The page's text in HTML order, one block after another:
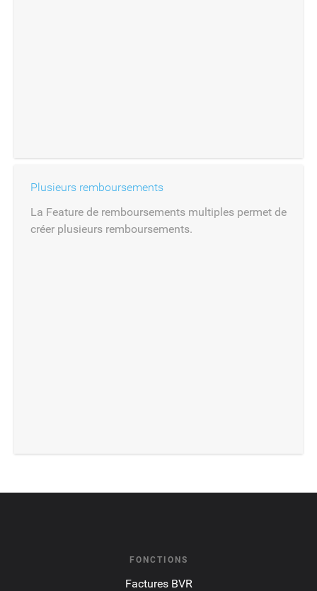
Plusieurs remboursements
La Feature de remboursements multiples permet de
créer plusieurs remboursements.
FONCTIONS
Factures BVR